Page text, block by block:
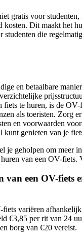
gratis voor
kosten. Dit maakt het
studenten die
en betaalbare
fiets te huren, is de
als toeristen. Zorg
en voorwaarden
kunt genieten van je
je geholpen om meer
van een OV-fiets.
van een OV-fiets
variëren
€3,85 per rit van 24
borg van €20 vereist.